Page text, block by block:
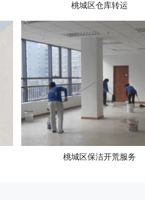
桃城区仓库转运
桃城区保洁开荒服务